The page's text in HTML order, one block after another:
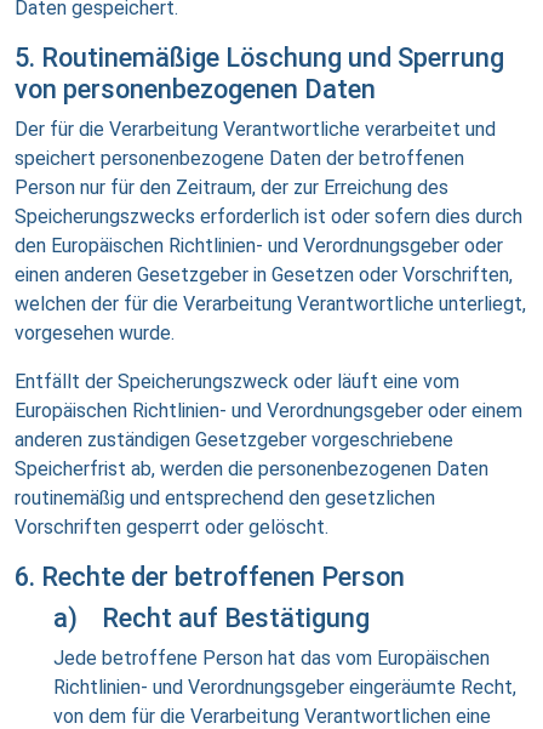
Daten gespeichert.
5. Routinemäßige Löschung und Sperrung
von personenbezogenen Daten
Der für die Verarbeitung Verantwortliche verarbeitet und
speichert personenbezogene Daten der betroffenen
Person nur für den Zeitraum, der zur Erreichung des
Speicherungszwecks erforderlich ist oder sofern dies durch
den Europäischen Richtlinien- und Verordnungsgeber oder
einen anderen Gesetzgeber in Gesetzen oder Vorschriften,
welchen der für die Verarbeitung Verantwortliche unterliegt,
vorgesehen wurde.
Entfällt der Speicherungszweck oder läuft eine vom
Europäischen Richtlinien- und Verordnungsgeber oder einem
anderen zuständigen Gesetzgeber vorgeschriebene
Speicherfrist ab, werden die personenbezogenen Daten
routinemäßig und entsprechend den gesetzlichen
Vorschriften gesperrt oder gelöscht.
6. Rechte der betroffenen Person
a) Recht auf Bestätigung
Jede betroffene Person hat das vom Europäischen
Richtlinien- und Verordnungsgeber eingeräumte Recht,
von dem für die Verarbeitung Verantwortlichen eine